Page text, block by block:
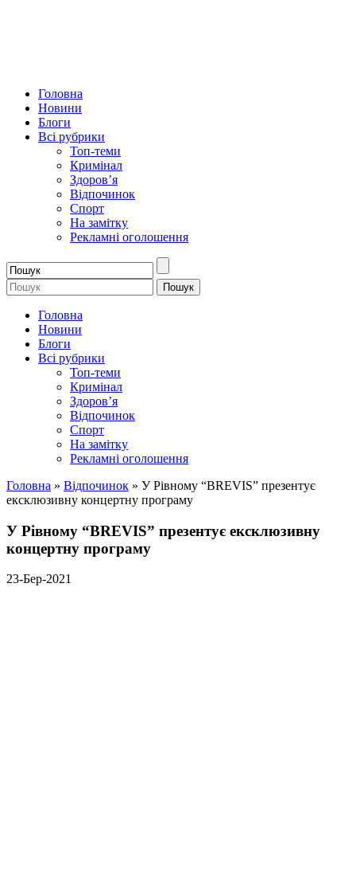
Головна
Новини
Блоги
Всі рубрики
Топ-теми
Кримінал
Здоров’я
Відпочинок
Спорт
На замітку
Рекламні оголошення
Головна
Новини
Блоги
Всі рубрики
Топ-теми
Кримінал
Здоров’я
Відпочинок
Спорт
На замітку
Рекламні оголошення
Головна » Відпочинок » У Рівному “BREVIS” презентує
ексклюзивну концертну програму
У Рівному “BREVIS” презентує ексклюзивну
концертну програму
23-Бер-2021